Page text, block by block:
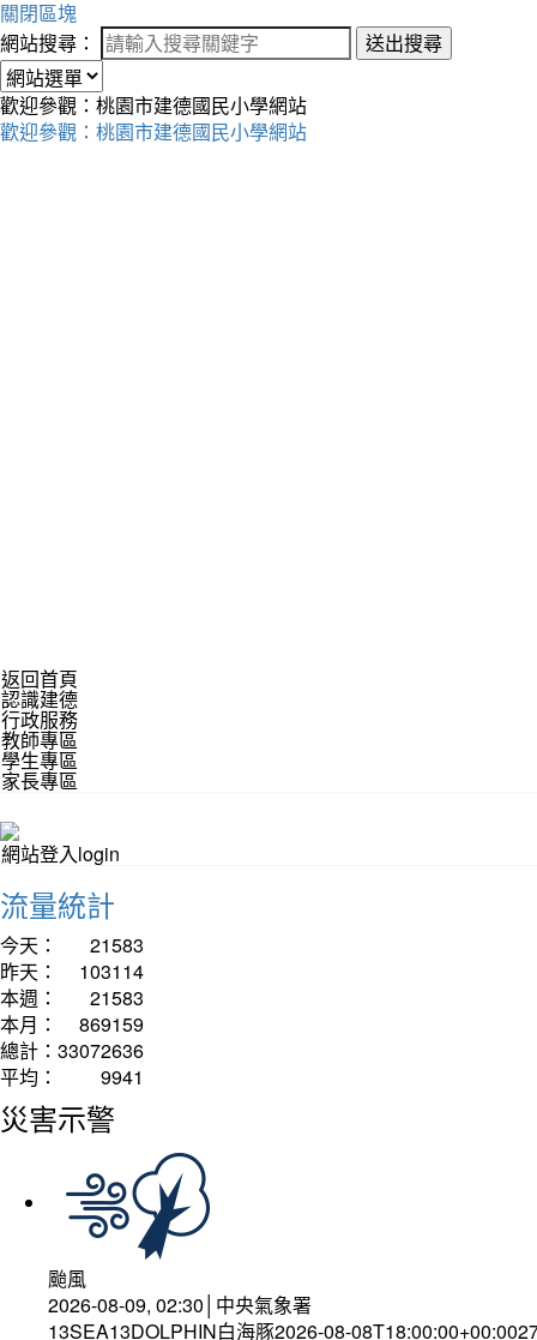
關閉區塊
網站搜尋：
送出搜尋
歡迎參觀：桃園市建德國民小學網站
歡迎參觀：桃園市建德國民小學網站
返回首頁
認識建德
行政服務
教師專區
學生專區
家長專區
網站登入login
流量統計
今天：
21583
昨天：
103114
本週：
21583
本月：
869159
總計： 33072636
平均：
9941
災害示警
颱風
2026-08-09, 02:30│中央氣象署
13SEA13DOLPHIN白海豚2026-08-